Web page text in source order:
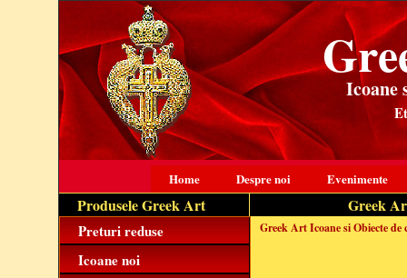
Icoane
Home Despre noi Evenimente
Produsele Greek Art Greek
Preturi reduse
Icoane noi
Greek Art Icoane si Obiecte de